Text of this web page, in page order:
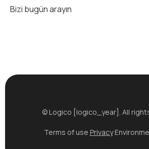
Bizi bugün arayın
© Logico [logico_year]. All
Terms of use Privacy